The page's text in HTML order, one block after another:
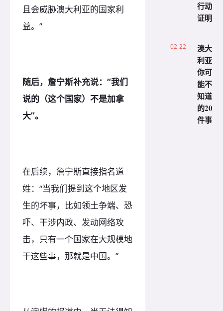
且会威胁澳大利亚的国家利
益。”
随后，詹宁斯补充说：“我们
说的（这个国家）不是加拿
大”。
在后续，詹宁斯直接指名道
姓：“当我们提到这个地区发
生的坏事，比如领土争端、恐
吓、干涉内政、发动网络攻
击，只有一个国家在大规模地
干这些事，那就是中国。”
行动
证明
02-22
澳大
利亚
你可
能不
知道
的20
件事